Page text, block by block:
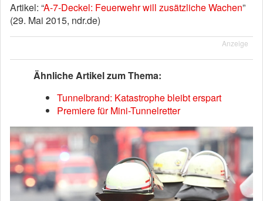
Artikel: “A-7-Deckel: Feuerwehr will zusätzliche Wachen”
(29. Mai 2015, ndr.de)
Anzeige
Ähnliche Artikel zum Thema:
Tunnelbrand: Katastrophe bleibt erspart
Premiere für Mini-Tunnelretter